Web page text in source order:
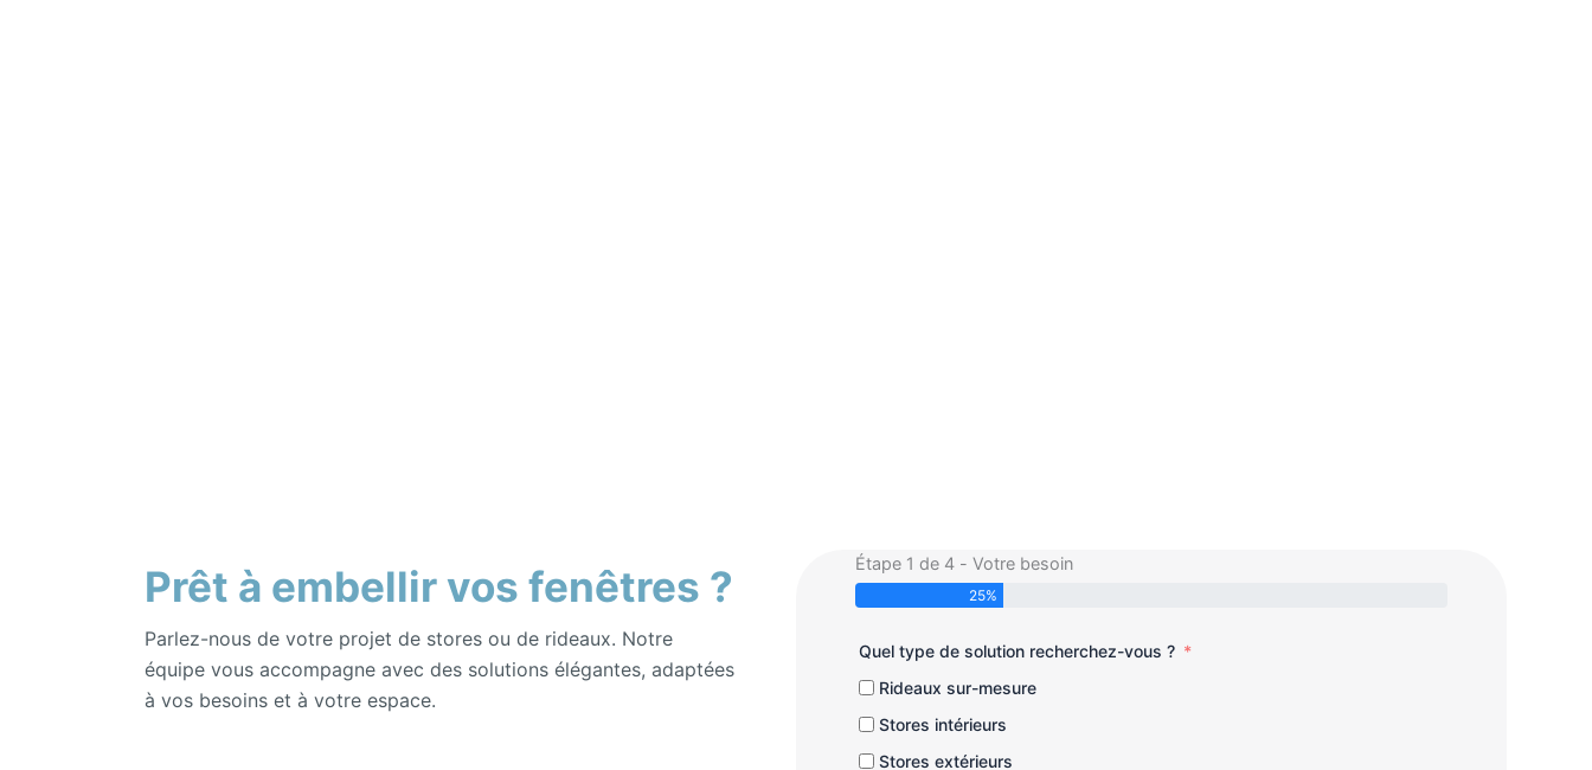
Prêt à embellir vos fenêtres ?
Parlez-nous de votre projet de stores ou de rideaux. Notre
équipe vous accompagne avec des solutions élégantes, adaptées
à vos besoins et à votre espace.
Étape 1 de 4 - Votre besoin
25%
Quel type de solution recherchez-vous ?
Rideaux sur-mesure
Stores intérieurs
Stores extérieurs